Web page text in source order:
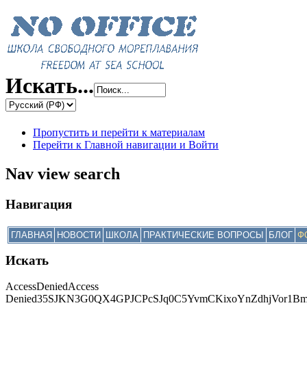
Искать...
Пропустить и перейти к материалам
Перейти к Главной навигации и Войти
Nav view search
Навигация
ГЛАВНАЯ НОВОСТИ ШКОЛА ПРАКТИЧЕСКИЕ ВОПРОСЫ БЛОГ
Искать